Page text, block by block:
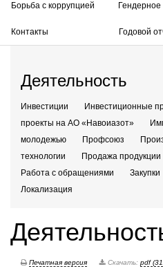
Борьба с коррупцией Гендерное
Контакты Годовой
Деятельность
Инвестиции Инвестиционные
проекты на АО «Навоиазот»
молодежью
Профсоюз
технологии
Продажа продукции
Работа с обращениями
Закупки
Локализация
Печатная версия Скачать: pdf